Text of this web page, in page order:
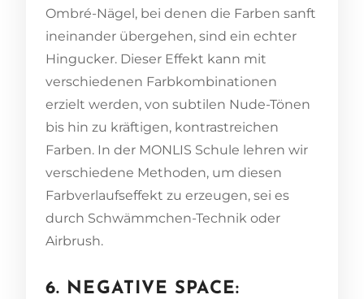
Ombré-Nägel, bei denen die Farben sanft
ineinander übergehen, sind ein echter
Hingucker. Dieser Effekt kann mit
verschiedenen Farbkombinationen
erzielt werden, von subtilen Nude-Tönen
bis hin zu kräftigen, kontrastreichen
Farben. In der MONLIS Schule lehren wir
verschiedene Methoden, um diesen
Farbverlaufseffekt zu erzeugen, sei es
durch Schwämmchen-Technik oder
Airbrush.
6. NEGATIVE SPACE: